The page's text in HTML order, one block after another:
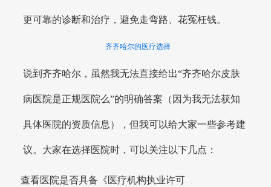
更可靠的诊断和治疗，避免走弯路、花冤枉钱。
齐齐哈尔的医疗选择
说到齐齐哈尔，虽然我无法直接给出“齐齐哈尔皮肤
病医院是正规医院么”的明确答案（因为我无法获知
具体医院的资质信息），但我可以给大家一些参考建
议。大家在选择医院时，可以关注以下几点：
查看医院是否具备《医疗机构执业许可